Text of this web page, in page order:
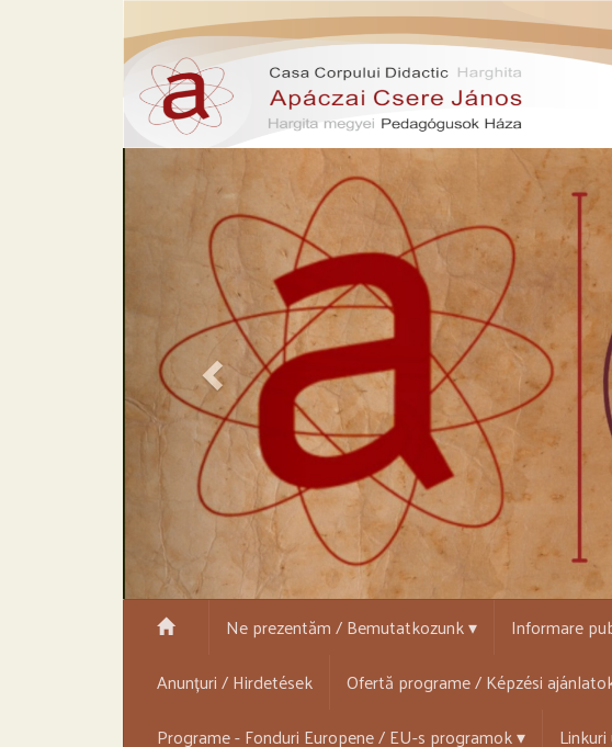
Ne prezentăm / Bemutatkozunk ▾ Informare
Anunțuri / Hirdetések
Ofertă programe / Képzési
Programe - Fonduri Europene / EU-s programok ▾